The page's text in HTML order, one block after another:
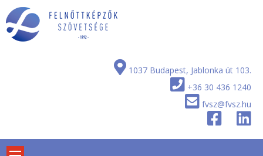
Skip
to
content
1037 Budapest, Jablonka út 103.
+36 30 436 1240
fvsz@fvsz.hu